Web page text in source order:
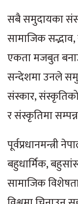
सबै समुदायका
सामाजिक सद्भाव,
एकता मजबुत
सन्देशमा उनले
संस्कार,
र संस्कृतिमा
पूर्वप्रधानमन्त्री
बहुधार्मिक,
सामाजिक